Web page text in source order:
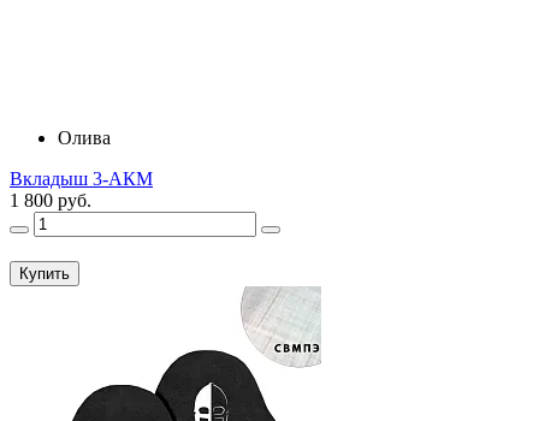
Олива
Вкладыш 3-АКМ
1 800 руб.
Купить